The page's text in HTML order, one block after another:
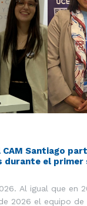
Santiago
durante el primer
Al igual que en
2026 el equipo de